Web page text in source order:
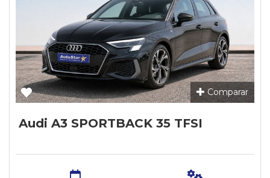
Comparar
Audi A3 SPORTBACK 35 TFSI